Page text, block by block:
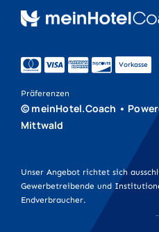
Vorkasse
Präferenzen
© meinHotel.Coach •
Mittwald
Unser Angebot richtet sich
Gewerbetreibende und
Endverbraucher.